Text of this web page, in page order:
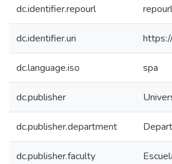
dc.identifier.repourl
dc.identifier.uri
dc.language.iso spa
dc.publisher
dc.publisher.department
dc.publisher.faculty